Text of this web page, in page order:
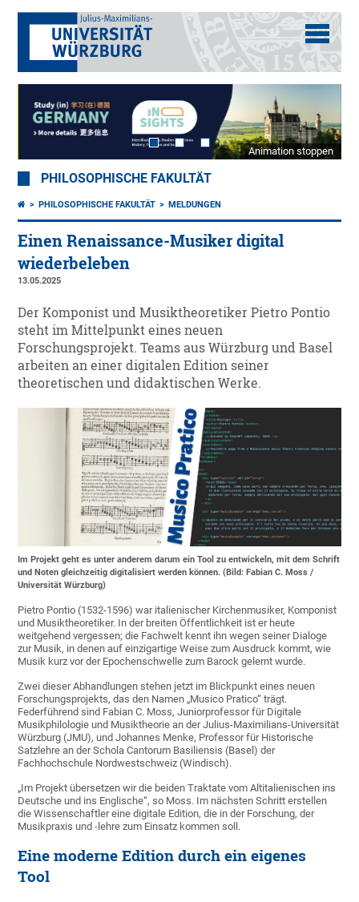
Animation stoppen
PHILOSOPHISCHE FAKULTÄT
PHILOSOPHISCHE FAKULTÄT MELDUNGEN
Einen Renaissance-Musiker digital
wiederbeleben
13.05.2025
Der Komponist und Musiktheoretiker Pietro Pontio
steht im Mittelpunkt eines neuen
Forschungsprojekt. Teams aus Würzburg und Basel
arbeiten an einer digitalen Edition seiner
theoretischen und didaktischen Werke.
Im Projekt geht es unter anderem darum ein Tool zu entwickeln, mit dem Schrift
und Noten gleichzeitig digitalisiert werden können. (Bild: Fabian C. Moss /
Universität Würzburg)
Pietro Pontio (1532-1596) war italienischer Kirchenmusiker, Komponist
und Musiktheoretiker. In der breiten Öffentlichkeit ist er heute
weitgehend vergessen; die Fachwelt kennt ihn wegen seiner Dialoge
zur Musik, in denen auf einzigartige Weise zum Ausdruck kommt, wie
Musik kurz vor der Epochenschwelle zum Barock gelernt wurde.
Zwei dieser Abhandlungen stehen jetzt im Blickpunkt eines neuen
Forschungsprojekts, das den Namen „Musico Pratico“ trägt.
Federführend sind Fabian C. Moss, Juniorprofessor für Digitale
Musikphilologie und Musiktheorie an der Julius-Maximilians-Universität
Würzburg (JMU), und Johannes Menke, Professor für Historische
Satzlehre an der Schola Cantorum Basiliensis (Basel) der
Fachhochschule Nordwestschweiz (Windisch).
„Im Projekt übersetzen wir die beiden Traktate vom Altitalienischen ins
Deutsche und ins Englische“, so Moss. Im nächsten Schritt erstellen
die Wissenschaftler eine digitale Edition, die in der Forschung, der
Musikpraxis und -lehre zum Einsatz kommen soll.
Eine moderne Edition durch ein eigenes
Tool